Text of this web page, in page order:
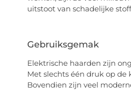
uitstoot van schadelijke
Gebruiksgemak
Elektrische haarden zijn
Met slechts één druk op
Bovendien zijn veel